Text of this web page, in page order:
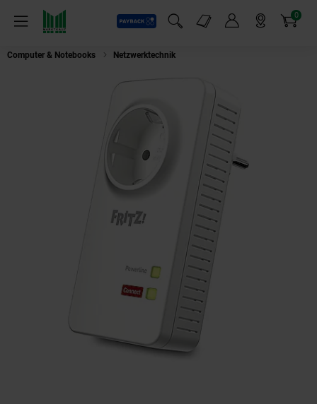
Menü
Payback
Suchfeld einblenden
Markt-Angebote 0
Artikel
Computer & Notebooks Netzwerktechnik